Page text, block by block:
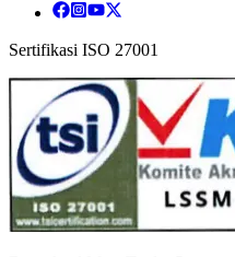
Sertifikasi ISO 27001